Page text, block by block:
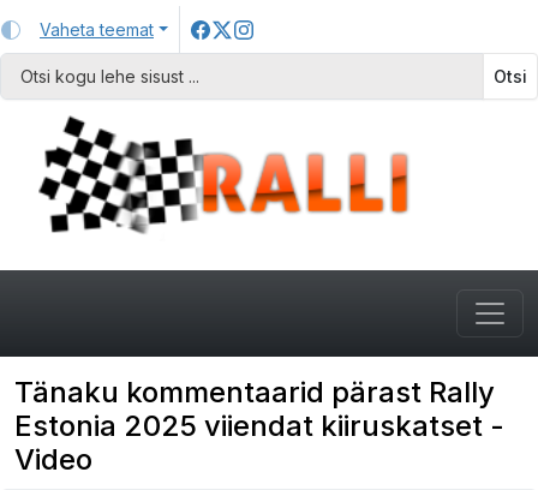
Vaheta teemat
Otsi
Tänaku kommentaarid pärast Rally
Estonia 2025 viiendat kiiruskatset -
Video